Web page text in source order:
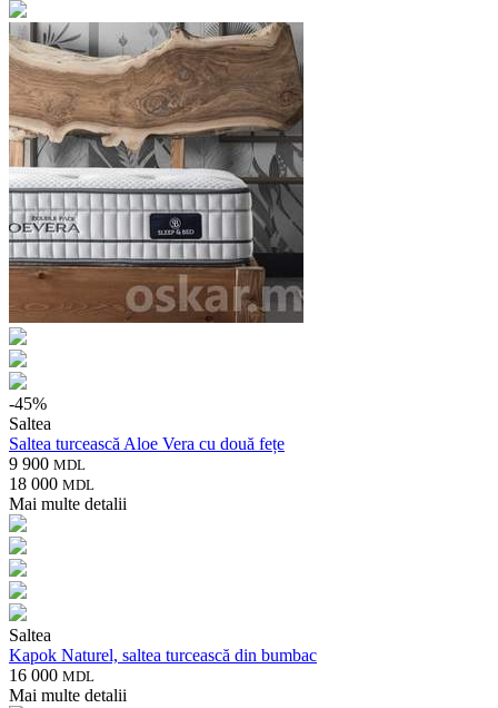
-45%
Saltea
Saltea turcească Aloe Vera cu două fețe
9 900 MDL
18 000 MDL
Mai multe detalii
Saltea
Kapok Naturel, saltea turcească din bumbac
16 000 MDL
Mai multe detalii